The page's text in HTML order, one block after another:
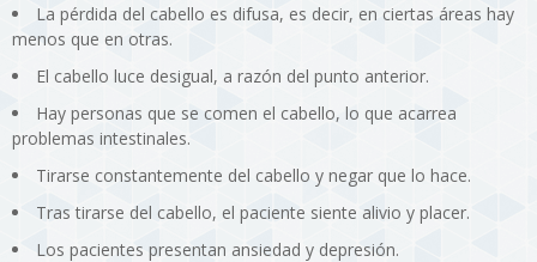
La pérdida del cabello es difusa, es decir, en ciertas áreas hay
menos que en otras.
El cabello luce desigual, a razón del punto anterior.
Hay personas que se comen el cabello, lo que acarrea
problemas intestinales.
Tirarse constantemente del cabello y negar que lo hace.
Tras tirarse del cabello, el paciente siente alivio y placer.
Los pacientes presentan ansiedad y depresión.